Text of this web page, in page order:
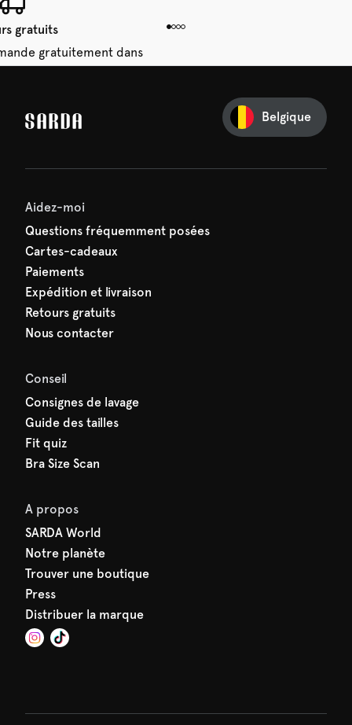
gratuits
gratuitement dans
jours.
commande
Belgique
Aidez-moi
Questions fréquemment posées
Cartes-cadeaux
Paiements
Expédition et livraison
Retours gratuits
Nous contacter
Conseil
Consignes de lavage
Guide des tailles
Fit quiz
Bra Size Scan
A propos
SARDA World
Notre planète
Trouver une boutique
Press
Distribuer la marque